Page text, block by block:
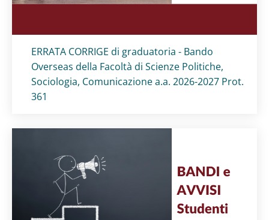
Titolo card:
ERRATA CORRIGE di graduatoria - Bando
Overseas della Facoltà di Scienze Politiche,
Sociologia, Comunicazione a.a. 2026-2027 Prot.
361